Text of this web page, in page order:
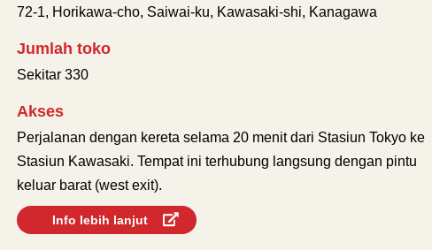
72-1, Horikawa-cho, Saiwai-ku, Kawasaki-shi, Kanagawa
Jumlah toko
Sekitar 330
Akses
Perjalanan dengan kereta selama 20 menit dari Stasiun Tokyo ke
Stasiun Kawasaki. Tempat ini terhubung langsung dengan pintu
keluar barat (west exit).
Info lebih lanjut